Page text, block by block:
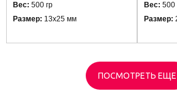
Вес: 500 гр
Размер: 13х25 мм
Вес: 500
Размер:
ПОСМОТРЕТЬ ЕЩЕ